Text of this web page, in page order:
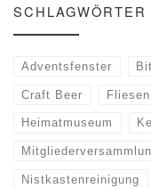
SCHLAGWÖRTER
Adventsfenster
Craft Beer Fliesen
Heimatmuseum
Nistkastenreinigung